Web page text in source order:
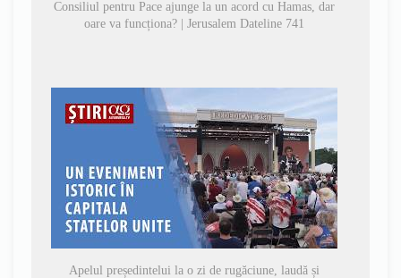
Consiliul pentru Pace ajunge la un acord cu Hamas, dar
oare va funcționa? | Jerusalem Dateline 741
Apelul președintelui la o zi de rugăciune, laudă și